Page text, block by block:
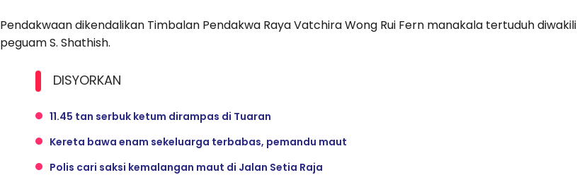
Pendakwaan dikendalikan Timbalan Pendakwa Raya Vatchira Wong Rui Fern manakala tertuduh diwakili
peguam S. Shathish.
DISYORKAN
11.45 tan serbuk ketum dirampas di Tuaran
Kereta bawa enam sekeluarga terbabas, pemandu maut
Polis cari saksi kemalangan maut di Jalan Setia Raja